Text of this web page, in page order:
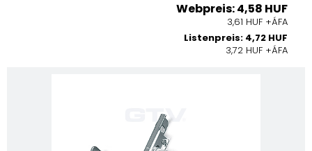
Webpreis: 4,58 HUF
3,61 HUF +ÁFA
Listenpreis: 4,72 HUF
3,72 HUF +ÁFA